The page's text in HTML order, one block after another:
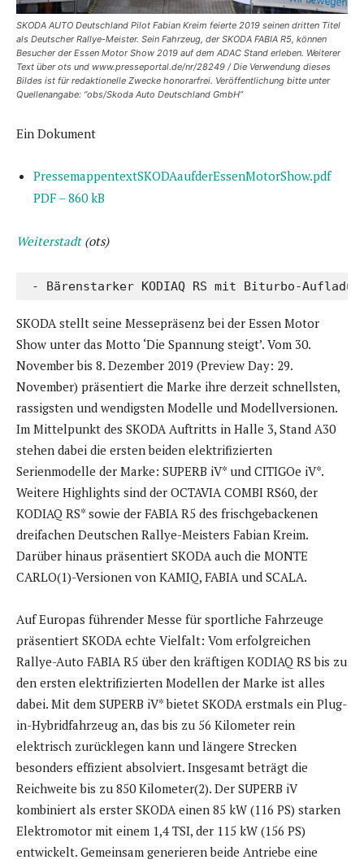
SKODA AUTO Deutschland Pilot Fabian Kreim feierte 2019 seinen dritten Titel
als Deutscher Rallye-Meister. Sein Fahrzeug, der SKODA FABIA R5, können
Besucher der Essen Motor Show 2019 auf dem ADAC Stand erleben. Weiterer
Text über ots und www.presseportal.de/nr/28249 / Die Verwendung dieses
Bildes ist für redaktionelle Zwecke honorarfrei. Veröffentlichung bitte unter
Quellenangabe: “obs/Skoda Auto Deutschland GmbH”
Ein Dokument
PressemappentextSKODAaufderEssenMotorShow.pdf
PDF – 860 kB
Weiterstadt(ots)
- Bärenstarker KODIAQ RS mit Biturbo-
SKODA stellt seine Messepräsenz bei der Essen Motor
Show unter das Motto ‘Die Spannung steigt’. Vom 30.
November bis 8. Dezember 2019 (Preview Day: 29.
November) präsentiert die Marke ihre derzeit schnellsten,
rassigsten und wendigsten Modelle und Modellversionen.
Im Mittelpunkt des SKODA Auftritts in Halle 3, Stand A30
stehen dabei die ersten beiden elektrifizierten
Serienmodelle der Marke: SUPERB iV* und CITIGOe iV*.
Weitere Highlights sind der OCTAVIA COMBI RS60, der
KODIAQ RS* sowie der FABIA R5 des frischgebackenen
dreifachen Deutschen Rallye-Meisters Fabian Kreim.
Darüber hinaus präsentiert SKODA auch die MONTE
CARLO(1)-Versionen von KAMIQ, FABIA und SCALA.
Auf Europas führender Messe für sportliche Fahrzeuge
präsentiert SKODA echte Vielfalt: Vom erfolgreichen
Rallye-Auto FABIA R5 über den kräftigen KODIAQ RS bis zu
den ersten elektrifizierten Modellen der Marke ist alles
dabei. Mit dem SUPERB iV* bietet SKODA erstmals ein Plug-
in-Hybridfahrzeug an, das bis zu 56 Kilometer rein
elektrisch zurücklegen kann und längere Strecken
besonders effizient absolviert. Insgesamt beträgt die
Reichweite bis zu 850 Kilometer(2). Der SUPERB iV
kombiniert als erster SKODA einen 85 kW (116 PS) starken
Elektromotor mit einem 1,4 TSI, der 115 kW (156 PS)
entwickelt. Gemeinsam generieren beide Antriebe eine